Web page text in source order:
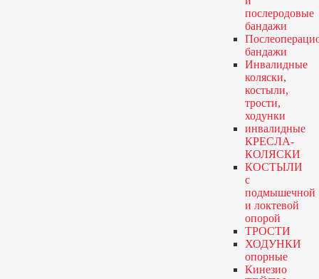
послеродовые
бандажи
бандажи
Инвалидные
коляски,
костыли,
трости,
ходунки
инвалидные
КРЕСЛА-
КОЛЯСКИ
КОСТЫЛИ
с
подмышечной
и локтевой
опорой
ТРОСТИ
ХОДУНКИ
опорные
Кинезио